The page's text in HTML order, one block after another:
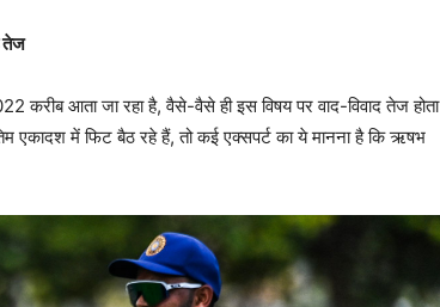
तेज
आता जा रहा है, वैसे-वैसे ही इस विषय पर वाद-विवाद तेज होता
एकादश में फिट बैठ रहे हैं, तो कई एक्सपर्ट का ये मानना है कि ऋषभ